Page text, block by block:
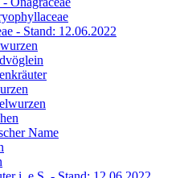
- Stand: 12.06.2022
Name